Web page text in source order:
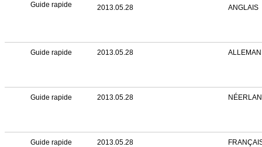
Guide rapide 2013.05.28 ANGLAIS
Guide rapide 2013.05.28
Guide rapide 2013.05.28
Guide rapide 2013.05.28